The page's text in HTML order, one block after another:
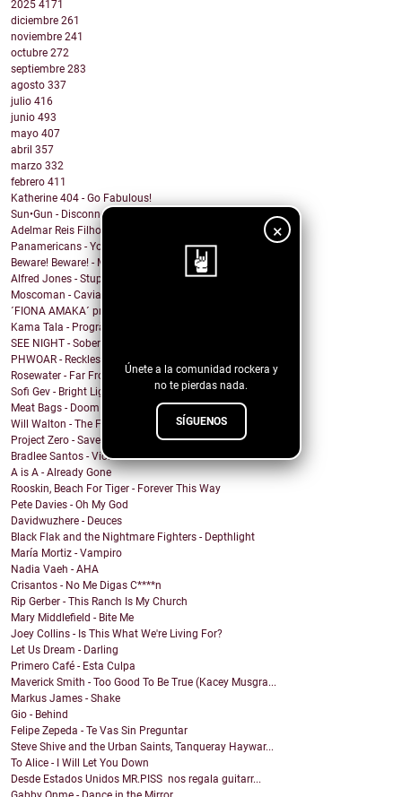
×
Únete a la comunidad rockera y
no te pierdas nada.
SÍGUENOS
2025 4171
diciembre 261
noviembre 241
octubre 272
septiembre 283
agosto 337
julio 416
junio 493
mayo 407
abril 357
marzo 332
febrero 411
Katherine 404 - Go Fabulous!
Sun•Gun - Disconnect
Adelmar Reis Filho - Sábado
Panamericans - You better Mov
Beware! Beware! - My Honey
Alfred Jones - Stupid Town
Moscoman - Caviar
´FIONA AMAKA´ presenta su tema: No Daylight
Kama Tala - Progràmma
SEE NIGHT - Sober & High
PHWOAR - Reckless
Rosewater - Far From Home
Sofi Gev - Bright Light Shining
Meat Bags - Doom
Will Walton - The Fine Line
Project Zero - Save the Date
Bradlee Santos - Violent Kiss
A is A - Already Gone
Rooskin, Beach For Tiger - Forever This Way
Pete Davies - Oh My God
Davidwuzhere - Deuces
Black Flak and the Nightmare Fighters - Depthlight
María Mortiz - Vampiro
Nadia Vaeh - AHA
Crisantos - No Me Digas C****n
Rip Gerber - This Ranch Is My Church
Mary Middlefield - Bite Me
Joey Collins - Is This What We're Living For?
Let Us Dream - Darling
Primero Café - Esta Culpa
Maverick Smith - Too Good To Be True (Kacey Musgra...
Markus James - Shake
Gio - Behind
Felipe Zepeda - Te Vas Sin Preguntar
Steve Shive and the Urban Saints, Tanqueray Haywar...
To Alice - I Will Let You Down
Desde Estados Unidos MR.PISS nos regala guitarr...